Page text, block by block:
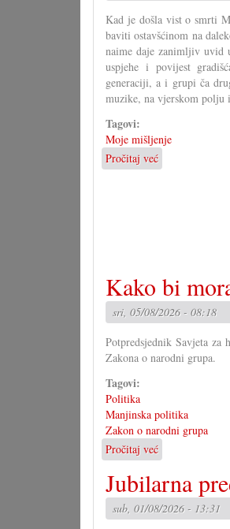
Kad je došla vist o smrti
baviti ostavšćinom na
naime daje zanimljiv uvid
uspjehe i povijest
generaciji, a i grupi ča
muzike, na vjerskom polju
Tagovi:
Moje mišljenje
Pročitaj već
Ča
Kako bi
sri, 05/08/2026 - 08:18
Potpredsjednik Savjeta
Zakona o narodni grupa.
Tagovi:
Politika
Manjinska politika
Zakon o narodni grupa
Pročitaj već
Kako
bi
morao
izgledati
Jubilarna
sub, 01/08/2026 - 13:31